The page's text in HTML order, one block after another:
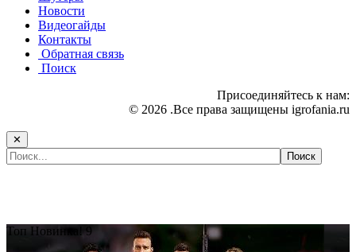
Новости
Видеогайды
Контакты
Обратная связь
Поиск
Присоединяйтесь к нам:
© 2026 .Все права защищены igrofania.ru
✕
Топ Новинка! 9